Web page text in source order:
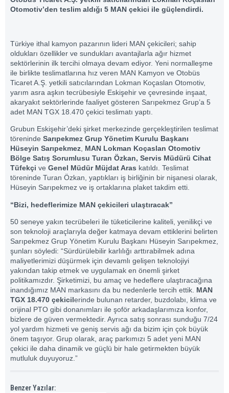
Otomotiv’den teslim aldığı 5 MAN çekici ile güçlendirdi.
Türkiye ithal kamyon pazarının lideri MAN çekicileri; sahip
oldukları özellikler ve sundukları avantajlarla ağır hizmet
sektörlerinin ilk tercihi olmaya devam ediyor. Yeni normalleşme
ile birlikte teslimatlarına hız veren MAN Kamyon ve Otobüs
Ticaret A.Ş. yetkili satıcılarından Lokman Koçaslan Otomotiv,
yarım asra aşkın tecrübesiyle Eskişehir ve çevresinde inşaat,
akaryakıt sektörlerinde faaliyet gösteren Sarıpekmez Grup’a 5
adet MAN TGX 18.470 çekici teslimatı yaptı.
Grubun Eskişehir’deki şirket merkezinde gerçekleştirilen teslimat
töreninde Sarıpekmez Grup Yönetim Kurulu Başkanı
Hüseyin Sarıpekmez MAN Lokman Koçaslan Otomotiv
Bölge Satış Sorumlusu Turan Özkan, Servis Müdürü Cihat
Tüfekçi ve Genel Müdür Müjdat Aras katıldı. Teslimat
töreninde Turan Özkan, yaptıkları iş birliğinin bir nişanesi olarak,
Hüseyin Sarıpekmez ve iş ortaklarına plaket takdim etti.
“Bizi, hedeflerimize MAN çekicileri ulaştıracak”
50 seneye yakın tecrübeleri ile tüketicilerine kaliteli, yenilikçi ve
son teknoloji araçlarıyla değer katmaya devam ettiklerini belirten
Sarıpekmez Grup Yönetim Kurulu Başkanı Hüseyin Sarıpekmez,
şunları söyledi: “Sürdürülebilir karlılığı arttırabilmek adına
maliyetlerimizi düşürmek için devamlı gelişen teknolojiyi
yakından takip etmek ve uygulamak en önemli şirket
politikamızdır. Şirketimizi, bu amaç ve hedeflere ulaştıracağına
inandığımız MAN markasını da bu nedenlerle tercih ettik. MAN
TGX 18.470 çekicilerinde bulunan retarder, buzdolabı, klima ve
orijinal PTO gibi donanımları ile şoför arkadaşlarımıza konfor,
bizlere de güven vermektedir. Ayrıca satış sonrası sunduğu 7/24
yol yardım hizmeti ve geniş servis ağı da bizim için çok büyük
önem taşıyor. Grup olarak, araç parkımızı 5 adet yeni MAN
çekici ile daha dinamik ve güçlü bir hale getirmekten büyük
mutluluk duyuyoruz.”
Benzer Yazılar: